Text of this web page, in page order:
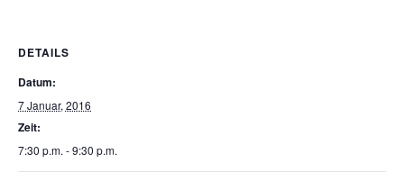
DETAILS
Datum:
7 Januar, 2016
Zeit:
7:30 p.m. - 9:30 p.m.